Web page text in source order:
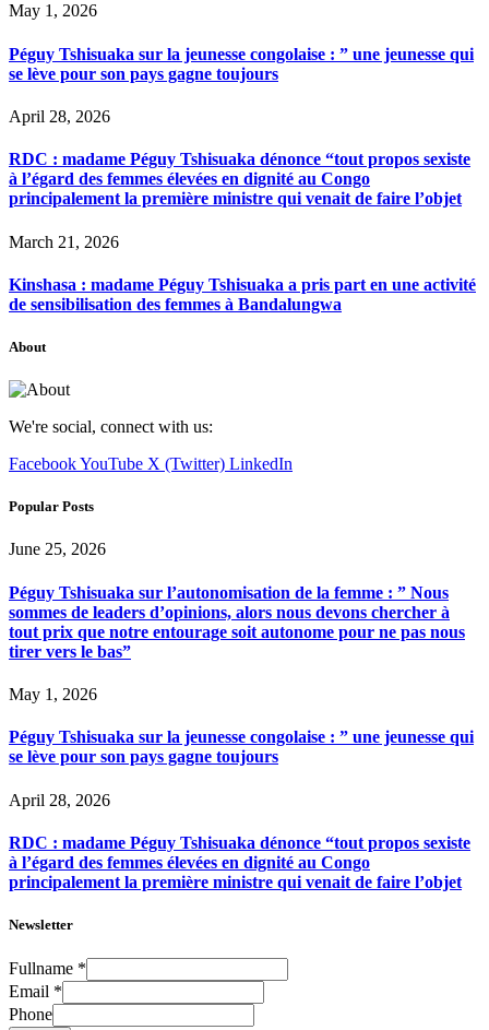
May 1, 2026
Péguy Tshisuaka sur la jeunesse congolaise : ” une jeunesse qui
se lève pour son pays gagne toujours
April 28, 2026
RDC : madame Péguy Tshisuaka dénonce “tout propos sexiste
à l’égard des femmes élevées en dignité au Congo
principalement la première ministre qui venait de faire l’objet
March 21, 2026
Kinshasa : madame Péguy Tshisuaka a pris part en une activité
de sensibilisation des femmes à Bandalungwa
About
We're social, connect with us:
FacebookYouTube X (Twitter) LinkedIn
Popular Posts
June 25, 2026
Péguy Tshisuaka sur l’autonomisation de la femme : ” Nous
sommes de leaders d’opinions, alors nous devons chercher à
tout prix que notre entourage soit autonome pour ne pas nous
tirer vers le bas”
May 1, 2026
Péguy Tshisuaka sur la jeunesse congolaise : ” une jeunesse qui
se lève pour son pays gagne toujours
April 28, 2026
RDC : madame Péguy Tshisuaka dénonce “tout propos sexiste
à l’égard des femmes élevées en dignité au Congo
principalement la première ministre qui venait de faire l’objet
Newsletter
Fullname *
Email *
Phone